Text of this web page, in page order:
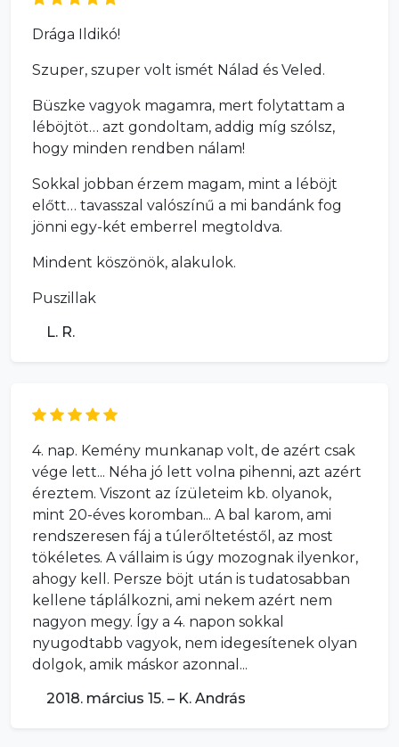
Drága Ildikó!
Szuper, szuper volt ismét Nálad és Veled.
Büszke vagyok magamra, mert folytattam a
léböjtöt… azt gondoltam, addig míg szólsz,
hogy minden rendben nálam!
Sokkal jobban érzem magam, mint a léböjt
előtt… tavasszal valószínű a mi bandánk fog
jönni egy-két emberrel megtoldva.
Mindent köszönök, alakulok.
Puszillak
L. R.
4. nap. Kemény munkanap volt, de azért csak
vége lett... Néha jó lett volna pihenni, azt azért
éreztem. Viszont az ízületeim kb. olyanok,
mint 20-éves koromban... A bal karom, ami
rendszeresen fáj a túlerőltetéstől, az most
tökéletes. A vállaim is úgy mozognak ilyenkor,
ahogy kell. Persze böjt után is tudatosabban
kellene táplálkozni, ami nekem azért nem
nagyon megy. Így a 4. napon sokkal
nyugodtabb vagyok, nem idegesítenek olyan
dolgok, amik máskor azonnal...
2018. március 15. – K. András